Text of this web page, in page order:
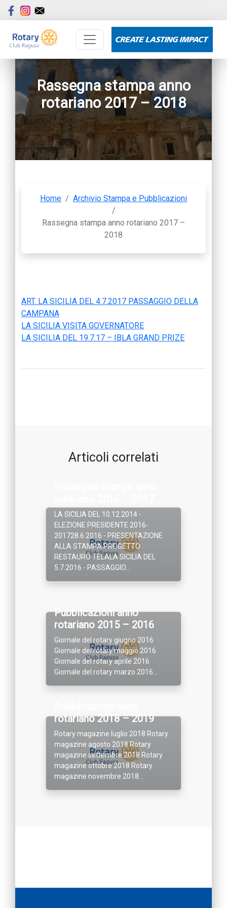
Rassegna stampa anno
rotariano 2017 – 2018
Home / Archivio Stampa e Pubblicazioni
/
Rassegna stampa anno rotariano 2017 –
2018
ART. LA SICILIA DEL 4.7.2017 PASSAGGIO DELLA
CAMPANA
LA SICILIA VISITA GOVERNATORE
LA SICILIA DEL 19.7.17 – IBLA GRAND PRIZE
Articoli correlati
LA SICILIA DEL 10.12.2014 -
ELEZIONE PRESIDENTE 2016-
201728.6.2016 - PRESENTAZIONE
ALLA STAMPA PROGETTO
RESTAURO TELALA SICILIA DEL
5.7.2016 - PASSAGGIO...
Pubblicazioni anno
rotariano 2015 – 2016
Giornale del rotary giugno 2016
Giornale del rotary maggio 2016
Giornale del rotary aprile 2016
Giornale del rotary marzo 2016...
rotariano 2018 – 2019
Rotary magazine luglio 2018 Rotary
magazine agosto 2018 Rotary
magazine settembre 2018 Rotary
magazine ottobre 2018 Rotary
magazine novembre 2018...